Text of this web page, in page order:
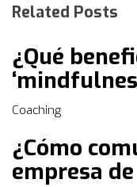
Related Posts
¿Qué
Coaching
¿Cómo
empresa